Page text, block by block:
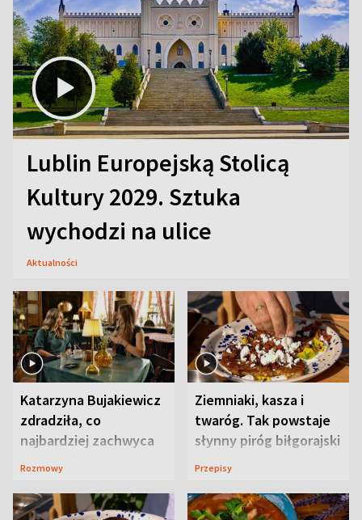
Lublin Europejską Stolicą
Kultury 2029. Sztuka
wychodzi na ulice
Aktualności
Katarzyna Bujakiewicz
zdradziła, co
najbardziej zachwyca
ją w Lublinie
Rozmowy
Ziemniaki, kasza i
twaróg. Tak powstaje
słynny piróg biłgorajski
Przepisy